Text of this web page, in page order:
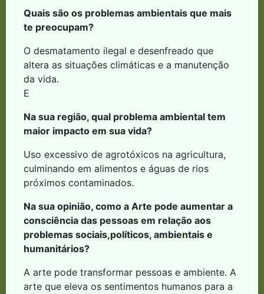
Quais são os problemas ambientais que mais
te preocupam?
O desmatamento ilegal e desenfreado que
altera as situações climáticas e a manutenção
da vida.
E
Na sua região, qual problema ambiental tem
maior impacto em sua vida?
Uso excessivo de agrotóxicos na agricultura,
culminando em alimentos e águas de rios
próximos contaminados.
Na sua opinião, como a Arte pode aumentar a
consciência das pessoas em relação aos
problemas sociais,políticos, ambientais e
humanitários?
A arte pode transformar pessoas e ambiente. A
arte que eleva os sentimentos humanos para a